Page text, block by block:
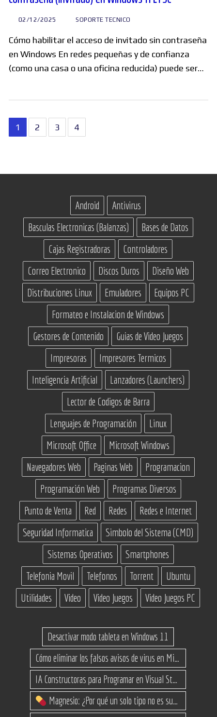
02/12/2025 SOPORTE TECNICO
Cómo habilitar el acceso de invitado sin contraseña
en Windows En redes pequeñas y de confianza
(como una casa o una oficina reducida) puede ser…
Paginación
de
1 2 3 4
Android
Antivirus
Basculas Electronicas (Balanzas)
Bases de Datos
Cajas Registradoras
Controladores
Correo Electronico
Discos Duros
Diseño Web
Distribuciones Linux
Emuladores
Equipos PC
Formateo e Instalacion de Windows
Gestores de Contenido
Guias de Video Juegos
Impresoras
Impresores Termicos
Inteligencia Artificial
Lanzadores (Launchers)
Lector de Codigos de Barra
Lenguajes de Programación
Linux
Microsoft Office
Microsoft Windows
Navegadores Web
Paginas Web
Programacion
Programación Web
Programas Diversos
Punto de Venta
Red Redes
Redes e Internet
Seguridad Informatica
Simbolo del Sistema (CMD)
Sistemas Operativos
Smartphones
Telefonia Movil
Telefonos Torrent
Ubuntu
Utilidades
Video Video Juegos Video Juegos PC
Desactivar modo tableta en Windows 11
Cómo eliminar los falsos avisos de virus en Microsoft Edge
IA Constructoras para Programar en Visual Studio con C#
Magnesio: ¿Por qué un solo tipo no es suficiente? (Guía de variantes)